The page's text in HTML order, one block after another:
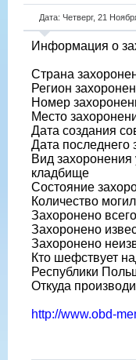
Дата: Четверг, 21
Информация о
Страна
Регион
Номер
Место
Дата создания
Дата последнего
Вид захоронения
кладбище
Состояние
Количество
Захоронено
Захоронено
Захоронено
Кто шефствует
Республики
Откуда
http://www.obd-